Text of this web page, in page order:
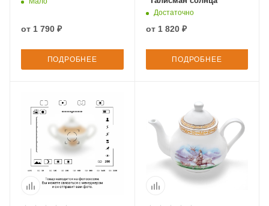
от 1 790 ₽
ПОДРОБНЕЕ
Достаточно
от 1 820 ₽
ПОДРОБНЕЕ